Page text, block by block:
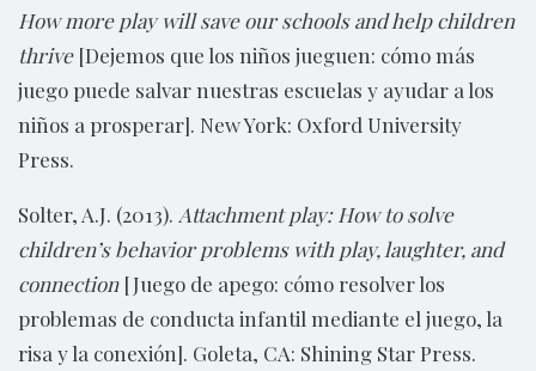
How more play will save our schools and help children
thrive[Dejemos que los niños jueguen: cómo más
juego puede salvar nuestras escuelas y ayudar a los
niños a prosperar]. New York: Oxford University
Press.
Solter, A.J. (2013). Attachment play: How to solve
children’s behavior problems with play, laughter, and
connection[Juego de apego: cómo resolver los
problemas de conducta infantil mediante el juego, la
risa y la conexión]. Goleta, CA: Shining Star Press.